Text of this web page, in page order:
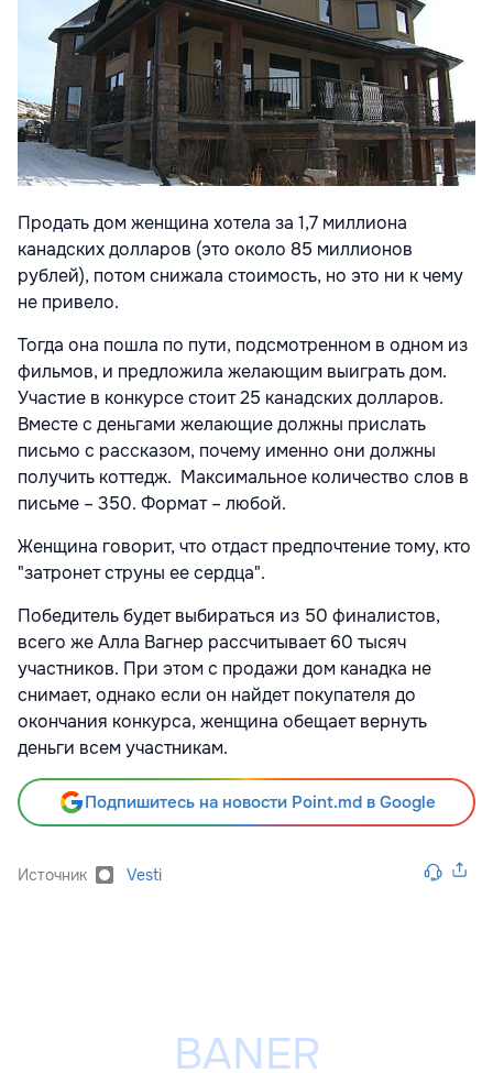
Продать дом женщина хотела за 1,7 миллиона
канадских долларов (это около 85 миллионов
рублей), потом снижала стоимость, но это ни к чему
не привело.
Тогда она пошла по пути, подсмотренном в одном из
фильмов, и предложила желающим выиграть дом.
Участие в конкурсе стоит 25 канадских долларов.
Вместе с деньгами желающие должны прислать
письмо с рассказом, почему именно они должны
получить коттедж. Максимальное количество слов в
письме – 350. Формат – любой.
Женщина говорит, что отдаст предпочтение тому, кто
"затронет струны ее сердца".
Победитель будет выбираться из 50 финалистов,
всего же Алла Вагнер рассчитывает 60 тысяч
участников. При этом с продажи дом канадка не
снимает, однако если он найдет покупателя до
окончания конкурса, женщина обещает вернуть
деньги всем участникам.
Подпишитесь на новости Point.md в Google
Источник Vesti